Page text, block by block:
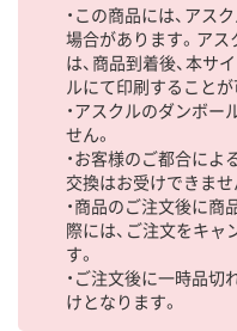
・この商品には、アス
場合があります。ア
は、商品到着後、本サ
ルにて印刷することが
・アスクルのダンボ
せん。
・お客様のご都合によ
交換はお受けできませ
・商品のご注文後に
際には、ご注文をキ
す。
・ご注文後に一時品切
けとなります。